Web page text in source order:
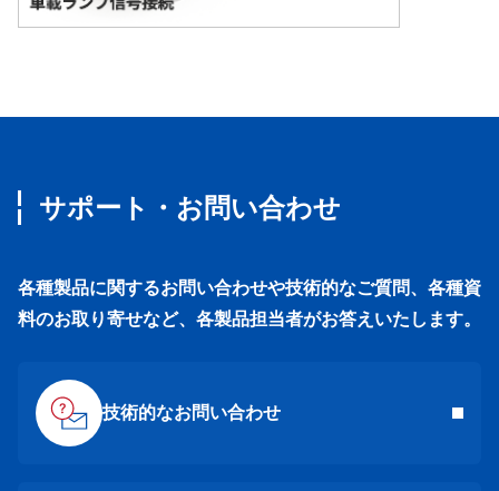
サポート・お問い合わせ
各種製品に関するお問い合わせや技術的なご質問、各種資
料のお取り寄せなど、各製品担当者がお答えいたします。
技術的なお問い合わせ